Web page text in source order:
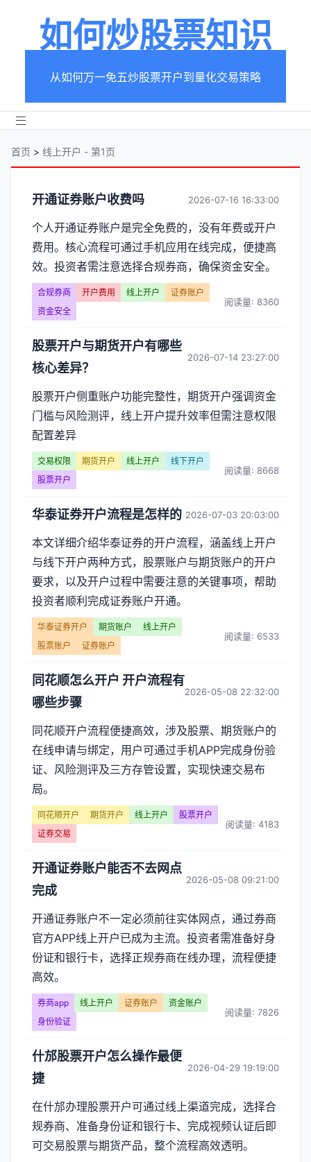
如何炒股票知识
从如何万一免五炒股票开户到量化交易策略
首页 > 线上开户 - 第1页
分
类
【线
上
开
户】
文
章
列
表
第
页
开通证券账户收费吗 2026-07-16 16:33:00
个人开通证券账户是完全免费的，没有年费或开户
费用。核心流程可通过手机应用在线完成，便捷高
效。投资者需注意选择合规券商，确保资金安全。
合规券商 开户费用 线上开户
证券账户
资金安全
阅读量: 8360
股票开户与期货开户有哪些
核心差异？
2026-07-14 23:27:00
股票开户侧重账户功能完整性，期货开户强调资金
门槛与风险测评，线上开户提升效率但需注意权限
配置差异
交易权限 期货开户 线上开户
线下开户
股票开户
阅读量: 8668
华泰证券开户流程是怎样的 2026-07-03 20:03:00
本文详细介绍华泰证券的开户流程，涵盖线上开户
与线下开户两种方式，股票账户与期货账户的开户
要求，以及开户过程中需要注意的关键事项，帮助
投资者顺利完成证券账户开通。
华泰证券开户 期货账户
线上开户
股票账户
证券账户
阅读量: 6533
同花顺怎么开户 开户流程有
哪些步骤
2026-05-08 22:32:00
同花顺开户流程便捷高效，涉及股票、期货账户的
在线申请与绑定，用户可通过手机APP完成身份验
证、风险测评及三方存管设置，实现快速交易布
局。
同花顺开户 期货开户 线上开户
股票开户
证券交易
阅读量: 4183
开通证券账户能否不去网点
完成
2026-05-08 09:21:00
开通证券账户不一定必须前往实体网点，通过券商
官方APP线上开户已成为主流。投资者需准备好身
份证和银行卡，选择正规券商在线办理，流程便捷
高效。
券商app 线上开户 证券账户
资金账户
身份验证
阅读量: 7826
什邡股票开户怎么操作最便
捷
2026-04-29 19:19:00
在什邡办理股票开户可通过线上渠道完成，选择合
规券商、准备身份证和银行卡、完成视频认证后即
可交易股票与期货产品，整个流程高效透明。